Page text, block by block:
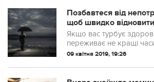
Позбавтеся від
щоб швидко відновити
енергії
Якщо вас турбує
переживає не кращі
занепад сил, спробуйте
спілкування – це річ
09 квітня 2019, 19:26